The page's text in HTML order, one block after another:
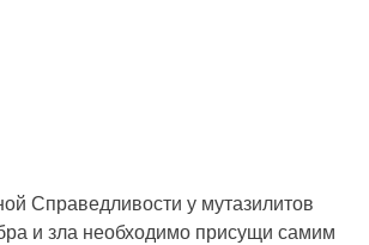
Справедливости у мутазилитов
и зла необходимо присущи самим